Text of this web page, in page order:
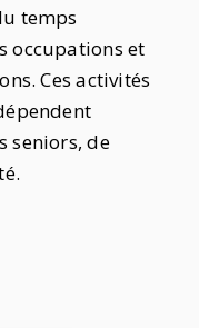
temps
occupations et
Ces activités
seniors, de